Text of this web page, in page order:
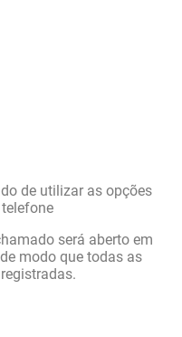
de utilizar as opções
será aberto em
modo que todas as